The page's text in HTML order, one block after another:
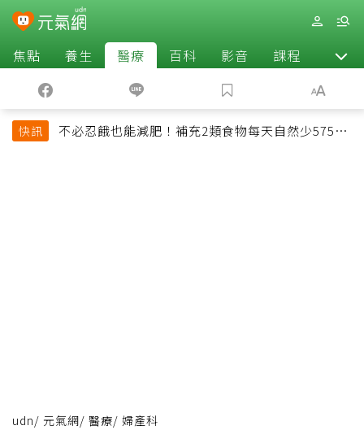
焦點 養生 醫療 百科 影音 課程 退休
快訊
不必忍餓也能減肥！補充2類食物每天自然少575大
udn/ 元氣網/ 醫療/ 婦產科